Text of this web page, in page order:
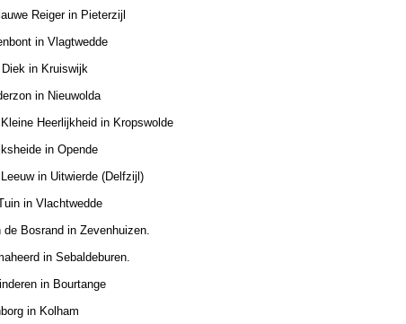
Reiger in Pieterzijl
in Vlagtwedde
in Kruiswijk
in Nieuwolda
Heerlijkheid in Kropswolde
in Opende
in Uitwierde (Delfzijl)
in Vlachtwedde
Bosrand in Zevenhuizen.
in Sebaldeburen.
in Bourtange
in Kolham